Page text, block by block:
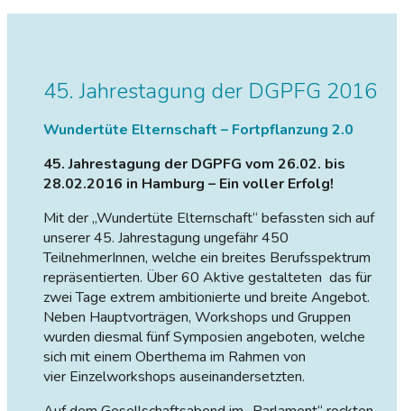
45. Jahrestagung der DGPFG 2016
Wundertüte Elternschaft – Fortpflanzung 2.0
45. Jahrestagung der DGPFG vom 26.02. bis
28.02.2016 in Hamburg – Ein voller Erfolg!
Mit der „Wundertüte Elternschaft“ befassten sich auf
unserer 45. Jahrestagung ungefähr 450
TeilnehmerInnen, welche ein breites Berufsspektrum
repräsentierten. Über 60 Aktive gestalteten das für
zwei Tage extrem ambitionierte und breite Angebot.
Neben Hauptvorträgen, Workshops und Gruppen
wurden diesmal fünf Symposien angeboten, welche
sich mit einem Oberthema im Rahmen von
vier Einzelworkshops auseinandersetzten.